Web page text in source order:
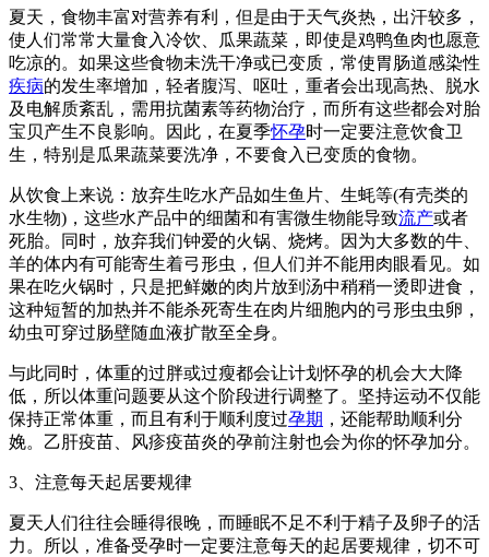
夏天，食物丰富对营养有利，但是由于天气炎热，出汗较多，
使人们常常大量食入冷饮、瓜果蔬菜，即使是鸡鸭鱼肉也愿意
吃凉的。如果这些食物未洗干净或已变质，常使胃肠道感染性
疾病的发生率增加，轻者腹泻、呕吐，重者会出现高热、脱水
及电解质紊乱，需用抗菌素等药物治疗，而所有这些都会对胎
宝贝产生不良影响。因此，在夏季怀孕时一定要注意饮食卫
生，特别是瓜果蔬菜要洗净，不要食入已变质的食物。
从饮食上来说：放弃生吃水产品如生鱼片、生蚝等(有壳类的
水生物)，这些水产品中的细菌和有害微生物能导致流产或者
死胎。同时，放弃我们钟爱的火锅、烧烤。因为大多数的牛、
羊的体内有可能寄生着弓形虫，但人们并不能用肉眼看见。如
果在吃火锅时，只是把鲜嫩的肉片放到汤中稍稍一烫即进食，
这种短暂的加热并不能杀死寄生在肉片细胞内的弓形虫虫卵，
幼虫可穿过肠壁随血液扩散至全身。
与此同时，体重的过胖或过瘦都会让计划怀孕的机会大大降
低，所以体重问题要从这个阶段进行调整了。坚持运动不仅能
保持正常体重，而且有利于顺利度过孕期 ，还能帮助顺利分
娩。乙肝疫苗、风疹疫苗炎的孕前注射也会为你的怀孕加分。
3、注意每天起居要规律
夏天人们往往会睡得很晚，而睡眠不足不利于精子及卵子的活
力。所以，准备受孕时一定要注意每天的起居要规律，切不可